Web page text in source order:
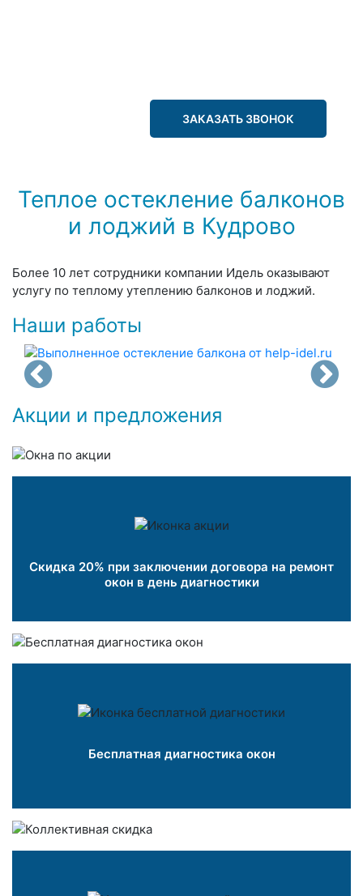
ЗАКАЗАТЬ ЗВОНОК
Теплое остекление балконов
и лоджий в Кудрово
Более 10 лет сотрудники компании Идель оказывают
услугу по теплому утеплению балконов и лоджий.
Наши работы
Акции и предложения
Скидка 20% при заключении договора на ремонт
окон в день диагностики
Бесплатная диагностика окон